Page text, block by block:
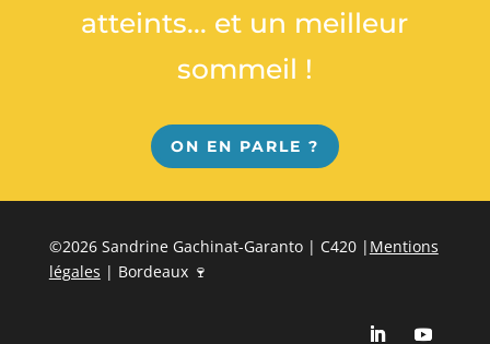
atteints... et un meilleur
sommeil !
ON EN PARLE ?
©2026 Sandrine Gachinat-Garanto | C420 | Mentions
légales | Bordeaux 🍷